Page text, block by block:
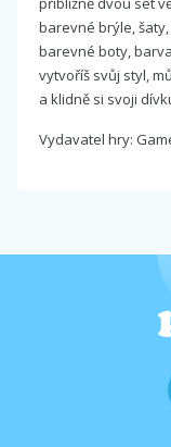
barevné brýle,
barevné boty,
vytvoříš svůj styl,
a klidně si svoji
Vydavatel hry: